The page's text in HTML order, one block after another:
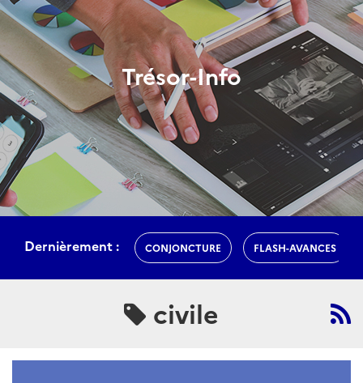
Trésor-Info
Dernièrement : CONJONCTURE FLASH-AVANCES
civile